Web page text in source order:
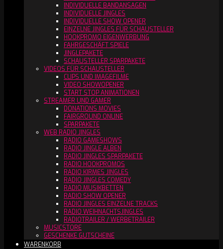
INDIVIDUELLE BANDANSAGEN
INDIVIDUELLE JINGLES
INDIVIDUELLE SHOW OPENER
EINZELNE JINGLES FÜR SCHAUSTELLER
HOOKPROMO EIGENWERBUNG
FAHRGESCHÄFT SPIELE
JINGLEPAKETE
SCHAUSTELLER SPARPAKETE
VIDEOS FÜR SCHAUSTELLER
CLIPS UND IMAGEFILME
VIDEO SHOWOPENER
START STOP ANIMATIONEN
STREAMER UND GAMER
DONATIONS MOVIES
FAIRGROUND ONLINE
SPARPAKETE
WEB RADIO JINGLES
RADIO GAMESHOWS
RADIO JINGLE ALBEN
RADIO JINGLES SPARPAKETE
RADIO HOOKPROMOS
RADIO KIRMES JINGLES
RADIO JINGLES COMEDY
RADIO MUSIKBETTEN
RADIO SHOW OPENER
RADIO JINGLES EINZELNE TRACKS
RADIO WEIHNACHTSJINGLES
RADIOTRAILER / WERBETRAILER
MUSICSTORE
GESCHENKE GUTSCHEINE
WARENKORB